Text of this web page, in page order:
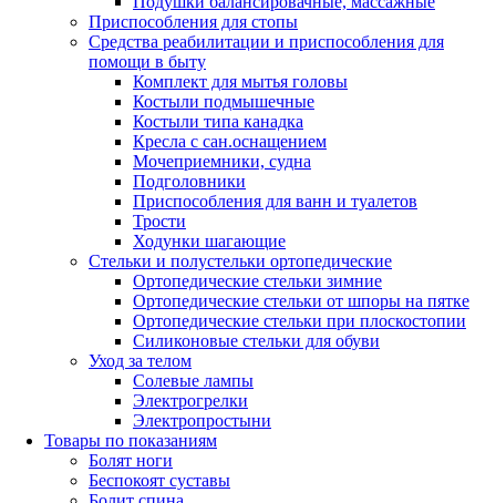
Приспособления для стопы
Средства реабилитации и приспособления для
помощи в быту
Комплект для мытья головы
Костыли подмышечные
Костыли типа канадка
Кресла с сан.оснащением
Мочеприемники, судна
Подголовники
Приспособления для ванн и туалетов
Трости
Ходунки шагающие
Стельки и полустельки ортопедические
Ортопедические стельки зимние
Ортопедические стельки от шпоры на пятке
Ортопедические стельки при плоскостопии
Силиконовые стельки для обуви
Уход за телом
Солевые лампы
Электрогрелки
Электропростыни
Товары по показаниям
Болят ноги
Беспокоят суставы